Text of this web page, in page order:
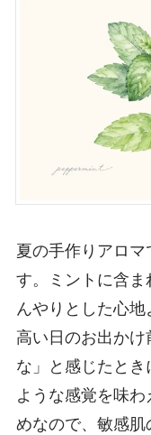
夏の手作りアロ
す。ミントに含
んやりとした心
高い日のお出か
な」と感じたと
ような感覚を味
めなので、敏感